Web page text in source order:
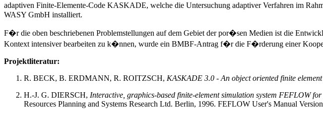
adaptiven Finite-Elemente-Code KASKADE, welche die Untersuchung adaptiver Verfahren im
WASY GmbH installiert.
F�r die oben beschriebenen Problemstellungen auf dem Gebiet der por�sen Medien ist die
Kontext intensiver bearbeiten zu k�nnen, wurde ein BMBF-Antrag f�r die F�rderung einer
Projektliteratur:
R. BECK, B. ERDMANN, R. ROITZSCH, KASKADE 3.0 - An object oriented finite
H.-J. G. DIERSCH, Interactive, graphics-based finite-element simulation system FEFLOW
Resources Planning and Systems Research Ltd. Berlin, 1996. FEFLOW User's Manual